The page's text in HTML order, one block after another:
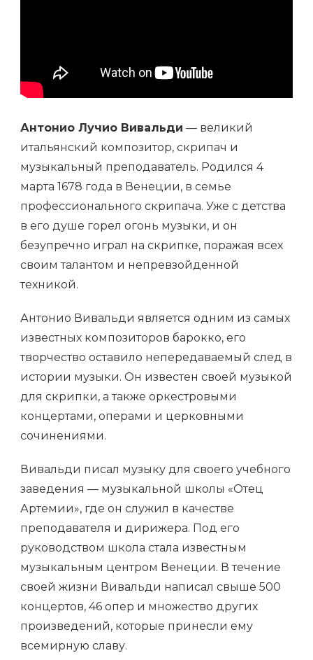
Антонио Лучио Вивальди — великий
итальянский композитор, скрипач и
музыкальный преподаватель. Родился 4
марта 1678 года в Венеции, в семье
профессионального скрипача. Уже с детства
в его душе горел огонь музыки, и он
безупречно играл на скрипке, поражая всех
своим талантом и непревзойденной
техникой.
Антонио Вивальди является одним из самых
известных композиторов барокко, его
творчество оставило непередаваемый след в
истории музыки. Он известен своей музыкой
для скрипки, а также оркестровыми
концертами, операми и церковными
сочинениями.
Вивальди писал музыку для своего учебного
заведения — музыкальной школы «Отец
Артемии», где он служил в качестве
преподавателя и дирижера. Под его
руководством школа стала известным
музыкальным центром Венеции. В течение
своей жизни Вивальди написал свыше 500
концертов, 46 опер и множество других
произведений, которые принесли ему
всемирную славу.